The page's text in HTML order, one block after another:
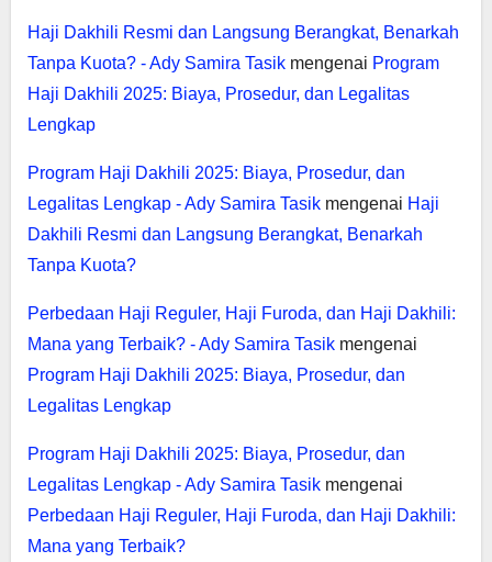
Haji Dakhili Resmi dan Langsung Berangkat, Benarkah
Tanpa Kuota? - Ady Samira Tasikmengenai Program
Haji Dakhili 2025: Biaya, Prosedur, dan Legalitas
Lengkap
Program Haji Dakhili 2025: Biaya, Prosedur, dan
Legalitas Lengkap - Ady Samira Tasikmengenai Haji
Dakhili Resmi dan Langsung Berangkat, Benarkah
Tanpa Kuota?
Perbedaan Haji Reguler, Haji Furoda, dan Haji Dakhili:
Mana yang Terbaik? - Ady Samira Tasikmengenai
Program Haji Dakhili 2025: Biaya, Prosedur, dan
Legalitas Lengkap
Program Haji Dakhili 2025: Biaya, Prosedur, dan
Legalitas Lengkap - Ady Samira Tasikmengenai
Perbedaan Haji Reguler, Haji Furoda, dan Haji Dakhili:
Mana yang Terbaik?